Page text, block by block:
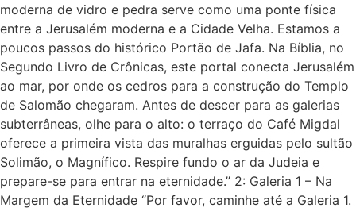
moderna de vidro e pedra serve como uma ponte física
entre a Jerusalém moderna e a Cidade Velha. Estamos a
poucos passos do histórico Portão de Jafa. Na Bíblia, no
Segundo Livro de Crônicas, este portal conecta Jerusalém
ao mar, por onde os cedros para a construção do Templo
de Salomão chegaram. Antes de descer para as galerias
subterrâneas, olhe para o alto: o terraço do Café Migdal
oferece a primeira vista das muralhas erguidas pelo sultão
Solimão, o Magnífico. Respire fundo o ar da Judeia e
prepare-se para entrar na eternidade.” 2: Galeria 1 – Na
Margem da Eternidade “Por favor, caminhe até a Galeria 1.